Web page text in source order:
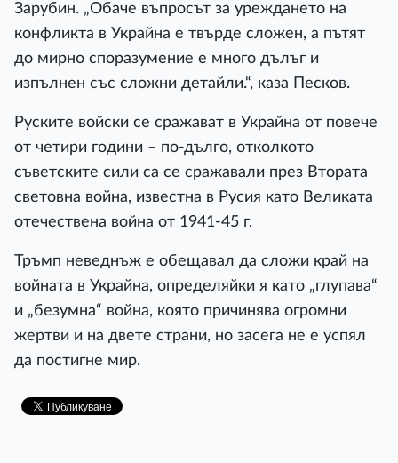
Зарубин. „Обаче въпросът за уреждането на
конфликта в Украйна е твърде сложен, а пътят
до мирно споразумение е много дълъг и
изпълнен със сложни детайли.“, каза Песков.
Руските войски се сражават в Украйна от повече
от четири години – по-дълго, отколкото
съветските сили са се сражавали през Втората
световна война, известна в Русия като Великата
отечествена война от 1941-45 г.
Тръмп неведнъж е обещавал да сложи край на
войната в Украйна, определяйки я като „глупава“
и „безумна“ война, която причинява огромни
жертви и на двете страни, но засега не е успял
да постигне мир.